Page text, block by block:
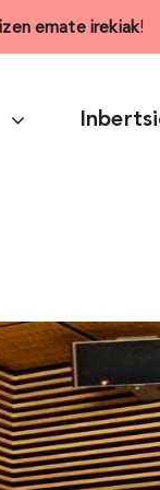
izen emate irekiak!